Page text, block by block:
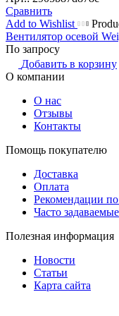
Сравнить
Add to Wishlist
Вентилятор осевой
По запросу
Добавить в корзину
О компании
О нас
Отзывы
Контакты
Помощь покупателю
Доставка
Оплата
Рекомендации
Часто
Полезная информация
Новости
Статьи
Карта сайта